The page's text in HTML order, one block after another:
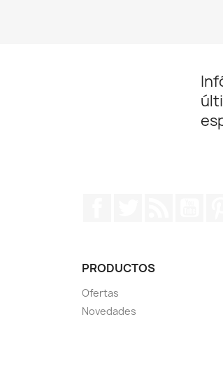
PRODUCTOS
Ofertas
Novedades